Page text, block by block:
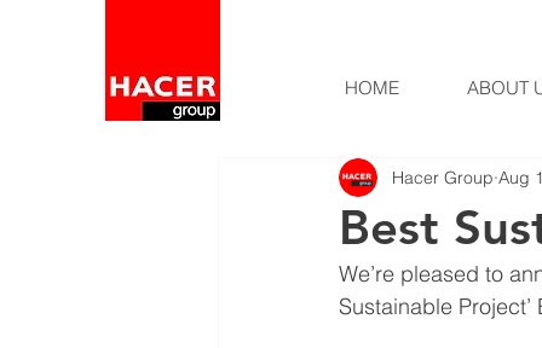
HOME ABOUT
Best
Hacer Group Aug
We’re pleased to
Sustainable